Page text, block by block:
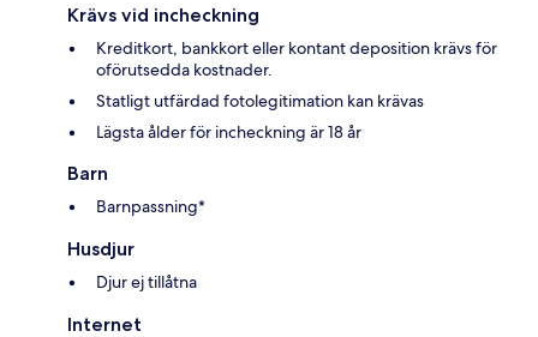
Krävs vid incheckning
Kreditkort, bankkort eller kontant deposition krävs för
oförutsedda kostnader.
Statligt utfärdad fotolegitimation kan krävas
Lägsta ålder för incheckning är 18 år
Barn
Barnpassning*
Husdjur
Djur ej tillåtna
Internet